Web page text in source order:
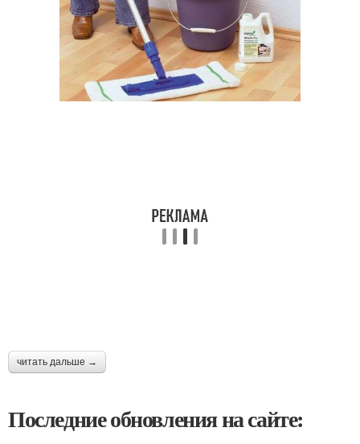
читать дальше →
Последние обновления на сайте: